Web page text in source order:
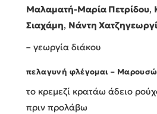
Μαλαματή-Μαρία Πετρίδου,
Σιαχάμη, Νάντη
– γεωργία διάκου
πελαγυνή φλέγομαι –
το κρεμεζί κρατάω άδειο
πριν προλάβω